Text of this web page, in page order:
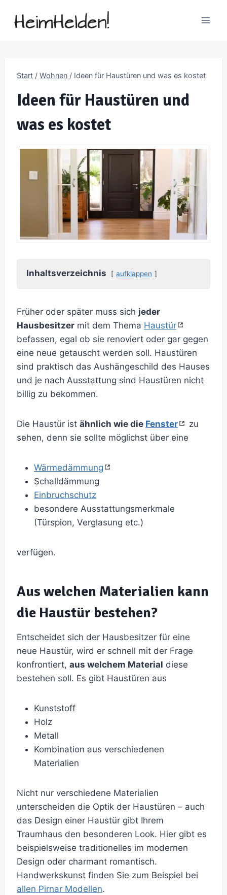
Inhalt
Start / Wohnen / Ideen für Haustüren und was es kostet
Ideen für Haustüren und
was es kostet
Inhaltsverzeichnis aufklappen
Früher oder später muss sich jeder
Hausbesitzer mit dem Thema Haustür
befassen, egal ob sie renoviert oder gar gegen
eine neue getauscht werden soll. Haustüren
sind praktisch das Aushängeschild des Hauses
und je nach Ausstattung sind Haustüren nicht
billig zu bekommen.
Die Haustür ist ähnlich wie die Fenster
zu
sehen, denn sie sollte möglichst über eine
Wärmedämmung
Schalldämmung
Einbruchschutz
besondere Ausstattungsmerkmale
(Türspion, Verglasung etc.)
verfügen.
Aus welchen Materialien kann
die Haustür bestehen?
Entscheidet sich der Hausbesitzer für eine
neue Haustür, wird er schnell mit der Frage
konfrontiert, aus welchem Material diese
bestehen soll. Es gibt Haustüren aus
Kunststoff
Holz
Metall
Kombination aus verschiedenen
Materialien
Nicht nur verschiedene Materialien
unterscheiden die Optik der Haustüren – auch
das Design einer Haustür gibt Ihrem
Traumhaus den besonderen Look. Hier gibt es
beispielsweise traditionelles im modernen
Design oder charmant romantisch.
Handwerkskunst finden Sie zum Beispiel bei
allen Pirnar Modellen.